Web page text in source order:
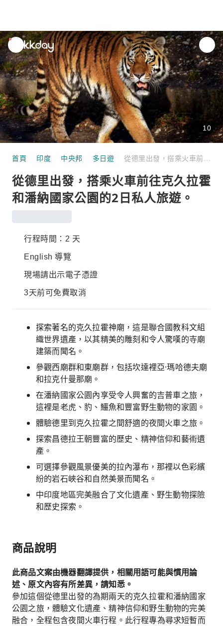
unread
notifications
10
首頁 印度 中央邦 多日遊
從德里出發，搭乘火車前往克久拉霍
和潘納國家公園的2日私人旅遊。
行程時間：2 天
English 導覽
現場請出示電子憑證
3天前可免費取消
探索著名的克久拉霍神廟，這是聯合國教科文組
織世界遺產，以其精美的雕刻和令人驚嘆的寺廟
建築而聞名。
參觀西廟群和東廟群，包括坎達裡亞·瑪哈德夫廟
和拉克什曼那廟。
在潘納國家公園內享受令人興奮的吉普車之旅，
這裡是老虎、豹、鱷魚和豐富野生動物的家園。
體驗德里到克久拉霍之間舒適的夜間火車之旅。
探索昌德拉王朝豐富的歷史、精神信仰和藝術遺
產。
可選擇參觀風景優美的拉內瀑布，那裡以色彩繽
紛的岩石峽谷和自然美景而聞名。
中印度地區完美融合了文化遺產、野生動物探險
和歷史探索。
商品說明
此商品文案由機器翻譯提供，相關用語可能與慣用論
述、原文內容有所差異，請知悉。
參加這個從德里出發的為期兩天的克久拉霍和潘納國家
公園之旅，體驗文化遺產、精神信仰和野生動物的完美
融合，全程包含夜間火車行程。此行程專為尋求短暫而